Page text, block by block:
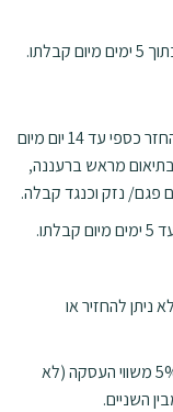
ניתן להחזיר מוצר תמורת זיכוי כספי באתר או החזר כספי עד 14 יום מיום
מראש ברעננה,
פגם/ נזק וכנגד קבלה.
ניתן להחזיר או
ההחזר הכספי יבוצע בניכוי דמי ביטול בגובה 5% משווי העסקה (לא